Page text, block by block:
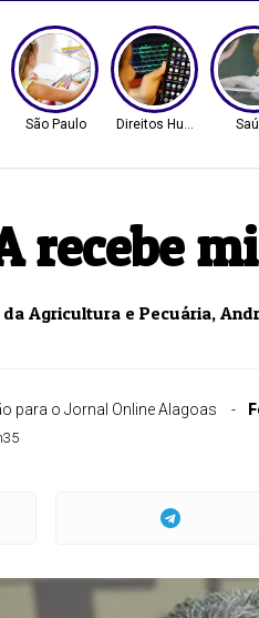
São Paulo Direitos Humanos
recebe
Agricultura e Pecuária,
para o Jornal Online Alagoas